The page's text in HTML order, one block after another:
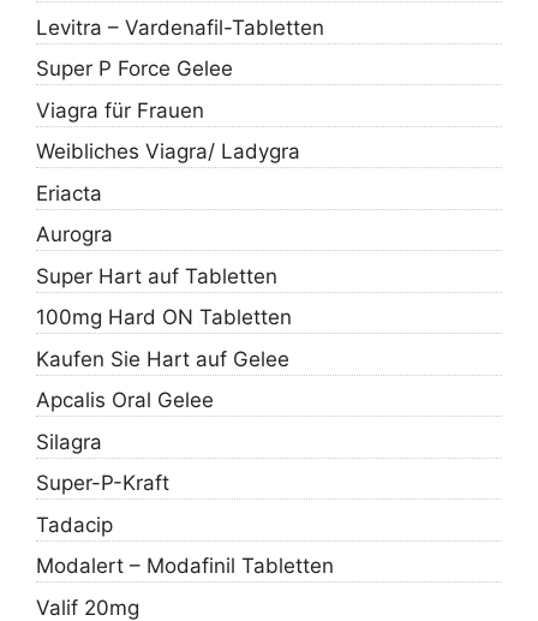
Levitra – Vardenafil-Tabletten
Super P Force Gelee
Viagra für Frauen
Weibliches Viagra/ Ladygra
Eriacta
Aurogra
Super Hart auf Tabletten
100mg Hard ON Tabletten
Kaufen Sie Hart auf Gelee
Apcalis Oral Gelee
Silagra
Super-P-Kraft
Tadacip
Modalert – Modafinil Tabletten
Valif 20mg